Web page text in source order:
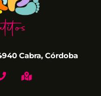
Cabra, Córdoba